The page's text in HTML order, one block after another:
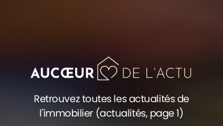
Retrouvez toutes les actualités de
l'immobilier (actualités, page 1)